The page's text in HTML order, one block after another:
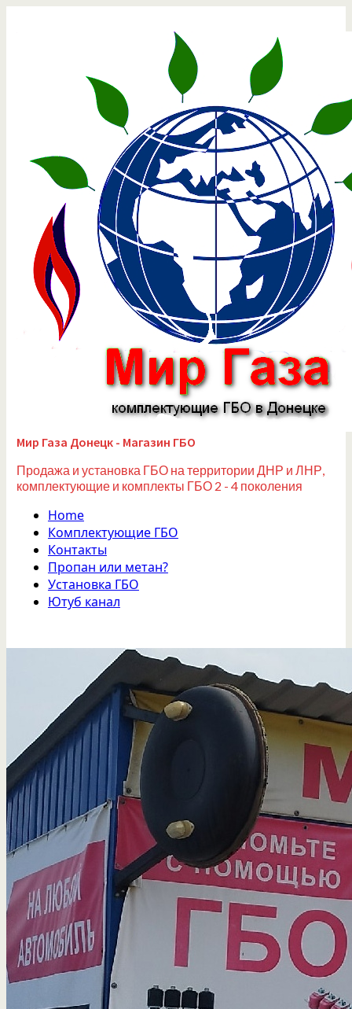
Мир Газа Донецк - Магазин ГБО
Продажа и установка ГБО на территории ДНР и ЛНР,
комплектующие и комплекты ГБО 2 - 4 поколения
Home
Комплектующие ГБО
Контакты
Пропан или метан?
Установка ГБО
Ютуб канал